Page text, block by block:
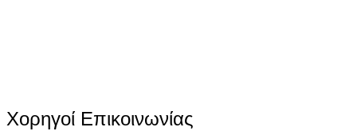
Χορηγοί Επικοινωνίας